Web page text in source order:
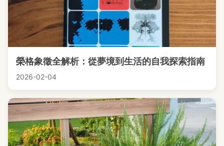
榮格象徵全解析：從夢境到生活的自我探索指南
2026-02-04